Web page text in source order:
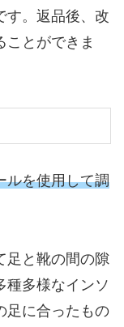
す。返品後、改
ことができま
ルを使用して調
足と靴の間の隙
種多様なインソ
足に合ったもの